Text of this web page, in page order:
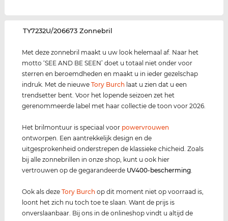
‌TY7232U/206673 Zonnebril
Met deze zonnebril maakt u uw look helemaal af. Naar het
motto ‘SEE AND BE SEEN’ doet u totaal niet onder voor
sterren en beroemdheden en maakt u in ieder gezelschap
indruk. Met de nieuweTory Burch laat u zien dat u een
trendsetter bent. Voor het lopende seizoen zet het
gerenommeerde label met haar collectie de toon voor 2026.
Het brilmontuur is speciaal voor powervrouwen
ontworpen. Een aantrekkelijk design en de
uitgesprokenheid onderstrepen de klassieke chicheid. Zoals
bij alle zonnebrillen in onze shop, kunt u ook hier
vertrouwen op de gegarandeerde UV400-bescherming.
Ook als dezeTory Burch op dit moment niet op voorraad is,
loont het zich nu toch toe te slaan. Want de prijs is
onverslaanbaar. Bij ons in de onlineshop vindt u altijd de